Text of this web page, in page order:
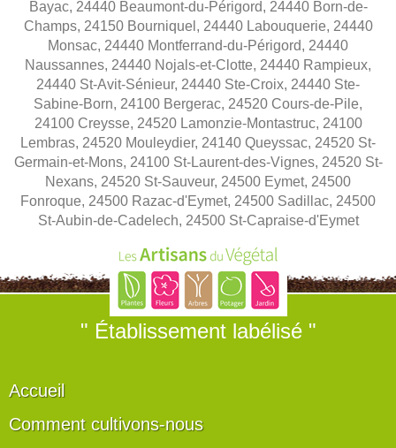
Bayac, 24440 Beaumont-du-Périgord, 24440 Born-de-
Champs, 24150 Bourniquel, 24440 Labouquerie, 24440
Monsac, 24440 Montferrand-du-Périgord, 24440
Naussannes, 24440 Nojals-et-Clotte, 24440 Rampieux,
24440 St-Avit-Sénieur, 24440 Ste-Croix, 24440 Ste-
Sabine-Born, 24100 Bergerac, 24520 Cours-de-Pile,
24100 Creysse, 24520 Lamonzie-Montastruc, 24100
Lembras, 24520 Mouleydier, 24140 Queyssac, 24520 St-
Germain-et-Mons, 24100 St-Laurent-des-Vignes, 24520 St-
Nexans, 24520 St-Sauveur, 24500 Eymet, 24500
Fonroque, 24500 Razac-d'Eymet, 24500 Sadillac, 24500
St-Aubin-de-Cadelech, 24500 St-Capraise-d'Eymet
" Établissement labélisé "
Accueil
Comment cultivons-nous